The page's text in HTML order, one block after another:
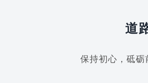
道
保持初心，砥